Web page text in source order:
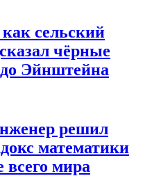
сельский
чёрные
Эйнштейна
решил
математики
всего мира